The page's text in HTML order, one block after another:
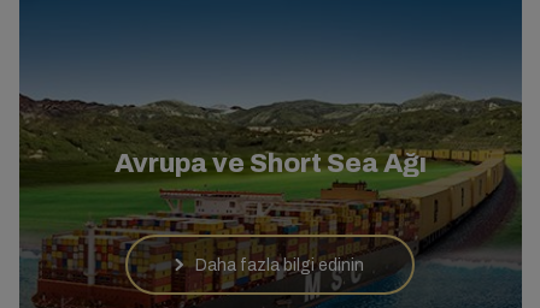
Avrupa ve Short Sea Ağı
Daha fazla bilgi edinin